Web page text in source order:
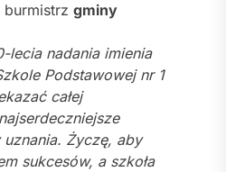
burmistrz gminy
lecia nadania imienia
Podstawowej nr 1
całej
Życzę, aby
sukcesów, a szkoła